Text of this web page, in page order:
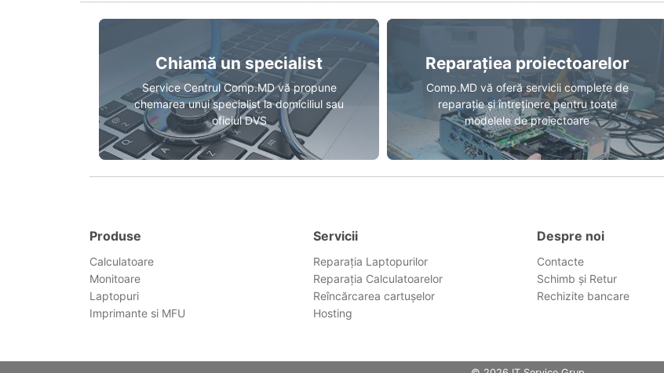
Chiamă un specialist
Service Centrul Comp.MD vă propune
chemarea unui specialist la domiciliul sau
oficiul DVS
Reparațiea proiectoarelor
Comp.MD vă oferă servicii complete de
reparație și întreținere pentru toate
modelele de proiectoare
Produse
Calculatoare
Monitoare
Laptopuri
Imprimante si MFU
Servicii
Reparația Laptopurilor
Reparația Calculatoarelor
Reîncărcarea cartușelor
Hosting
Despre noi
Contacte
Schimb și Retur
Rechizite bancare